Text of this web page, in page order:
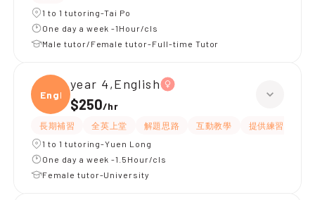
1 to 1 tutoring-Tai Po
One day a week -1Hour/cls
Male tutor/Female tutor-Full-time Tutor
Engli
year 4,English
$250/hr
長期補習 全英上堂 解題思路 互動教學
提供練習題/試題
1 to 1 tutoring-Yuen Long
One day a week -1.5Hour/cls
Female tutor-University